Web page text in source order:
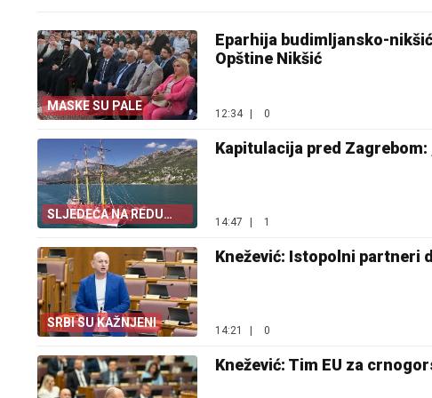
MASKE SU PALE
Eparhija budimljansko-
Opštine Nikšić
12:34 0
SLJEDEĆA NA REDU
PREVLAKA
Kapitulacija pred
14:47 1
SRBI SU KAŽNJENI
Knežević: Istopolni partneri
14:21 0
Knežević: Tim EU za